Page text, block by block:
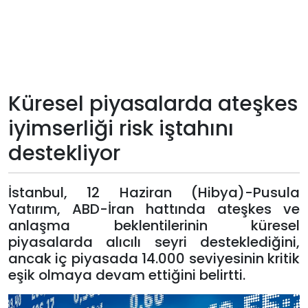
Künye
Giriş
Yap
Küresel piyasalarda ateşkes
iyimserliği risk iştahını
destekliyor
İstanbul, 12 Haziran (Hibya)-Pusula
Yatırım, ABD-İran hattında ateşkes ve
anlaşma beklentilerinin küresel
piyasalarda alıcılı seyri desteklediğini,
ancak iç piyasada 14.000 seviyesinin kritik
eşik olmaya devam ettiğini belirtti.